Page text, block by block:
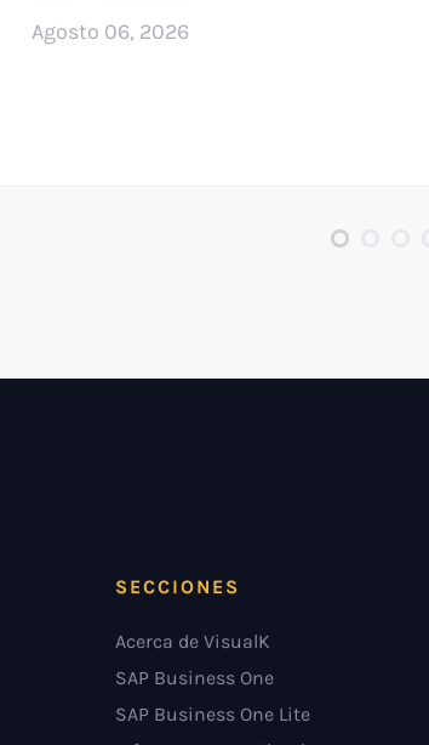
Agosto 06, 2026
SECCIONES
Acerca de VisualK
SAP Business One
SAP Business One Lite